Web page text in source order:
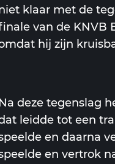
klaar met de
van de KNVB
hij zijn
deze tegenslag
leidde tot een
en daarna
en vertrok